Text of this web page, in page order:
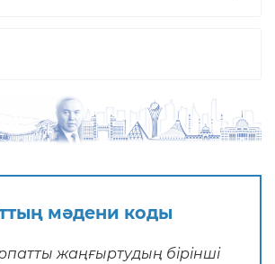
мәдени коды
жаңғыртудың бірінші